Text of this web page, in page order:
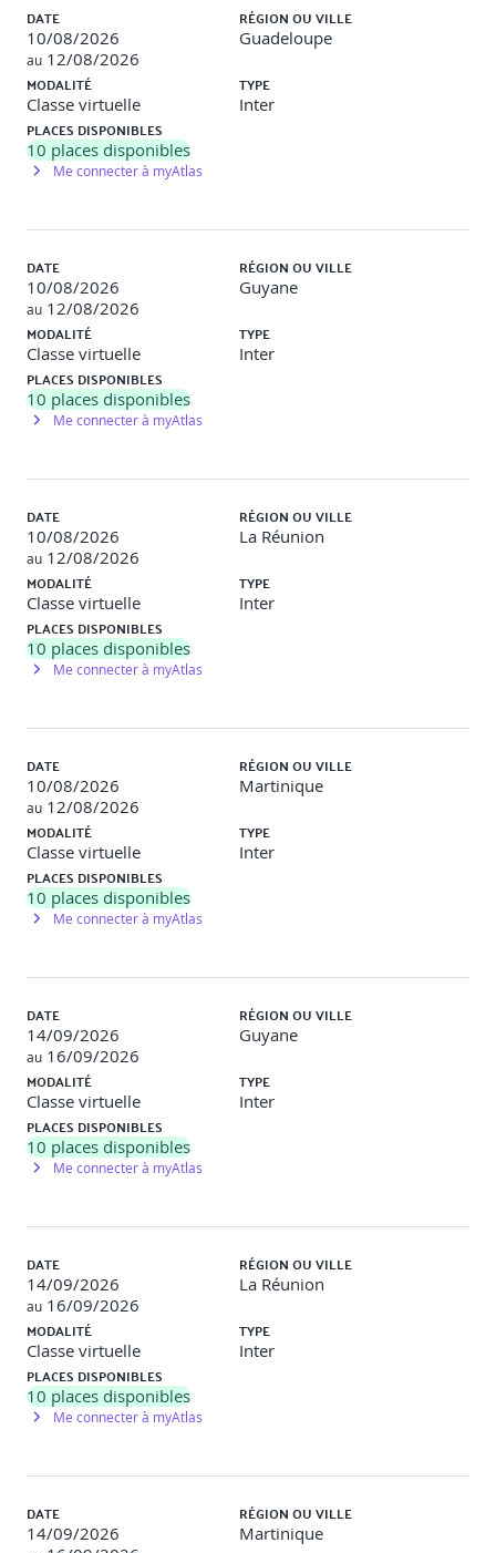
Idempotence et retrys
5. Persistances et données distribuées
Base de données par microservice
Gestion des transactions distribuées
6. Sécurité des microservices
Authentification et autorisation
OAuth2, JWT et gestion des rôles
Sécurisation des communications
Tests unitaires, intégration et contract testing
Tests des API
Observabilité : logs, métriques, traces
Orchestration (Kubernetes, Docker Compose)
CI/CD et automatisation des pipelines
Scalabilité horizontale et haute disponibilité
9. Projet fil rouge
microservices
Phase 2 : développement et communication interservices
Phase 3 : sécurisation, tests et observabilité
Phase 4 : déploiement et soutenance du projet
10. Synthèse & évaluation
Autoévaluation
Retour sur les bonnes pratiques microservices
Évaluation finale via projet complet + soutenance
DATE
10/08/2026
au 12/08/2026
RÉGION OU VILLE
Guadeloupe
MODALITÉ
Classe virtuelle
TYPE
Inter
PLACES DISPONIBLES
10 places disponibles
Me connecter à myAtlas
DATE
10/08/2026
au 12/08/2026
RÉGION OU VILLE
Guyane
MODALITÉ
Classe virtuelle
TYPE
Inter
PLACES DISPONIBLES
10 places disponibles
Me connecter à myAtlas
DATE
10/08/2026
au 12/08/2026
RÉGION OU VILLE
La Réunion
MODALITÉ
Classe virtuelle
TYPE
Inter
PLACES DISPONIBLES
10 places disponibles
Me connecter à myAtlas
DATE
10/08/2026
au 12/08/2026
RÉGION OU VILLE
Martinique
MODALITÉ
Classe virtuelle
TYPE
Inter
PLACES DISPONIBLES
10 places disponibles
Me connecter à myAtlas
DATE
14/09/2026
au 16/09/2026
RÉGION OU VILLE
Guyane
MODALITÉ
Classe virtuelle
TYPE
Inter
PLACES DISPONIBLES
10 places disponibles
Me connecter à myAtlas
DATE
14/09/2026
au 16/09/2026
RÉGION OU VILLE
La Réunion
MODALITÉ
Classe virtuelle
TYPE
Inter
PLACES DISPONIBLES
10 places disponibles
Me connecter à myAtlas
DATE
14/09/2026
RÉGION OU VILLE
Martinique